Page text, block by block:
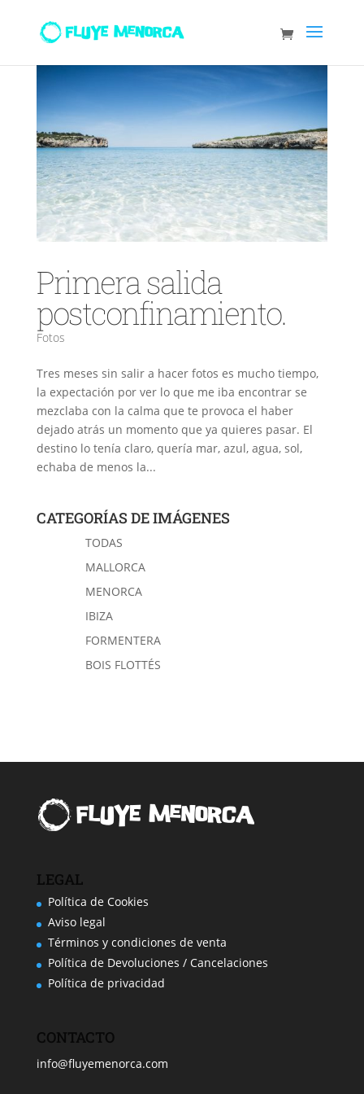
Primera salida
postconfinamiento.
Fotos
Tres meses sin salir a hacer fotos es mucho tiempo,
la expectación por ver lo que me iba encontrar se
mezclaba con la calma que te provoca el haber
dejado atrás un momento que ya quieres pasar. El
destino lo tenía claro, quería mar, azul, agua, sol,
echaba de menos la...
CATEGORÍAS DE IMÁGENES
TODAS
MALLORCA
MENORCA
IBIZA
FORMENTERA
BOIS FLOTTÉS
LEGAL
Política de Cookies
Aviso legal
Términos y condiciones de venta
Política de Devoluciones / Cancelaciones
Política de privacidad
CONTACTO
info@fluyemenorca.com